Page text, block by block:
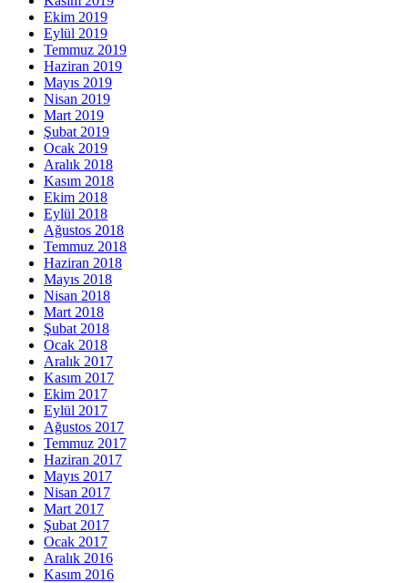
Ekim 2019
Eylül 2019
Temmuz 2019
Haziran 2019
Mayıs 2019
Nisan 2019
Mart 2019
Şubat 2019
Ocak 2019
Aralık 2018
Kasım 2018
Ekim 2018
Eylül 2018
Ağustos 2018
Temmuz 2018
Haziran 2018
Mayıs 2018
Nisan 2018
Mart 2018
Şubat 2018
Ocak 2018
Aralık 2017
Kasım 2017
Ekim 2017
Eylül 2017
Ağustos 2017
Temmuz 2017
Haziran 2017
Mayıs 2017
Nisan 2017
Mart 2017
Şubat 2017
Ocak 2017
Aralık 2016
Kasım 2016